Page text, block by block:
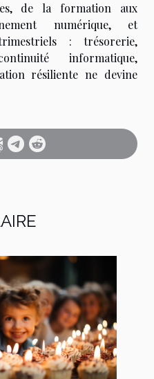
de la formation aux
numérique, et
: trésorerie,
informatique,
résiliente ne devine